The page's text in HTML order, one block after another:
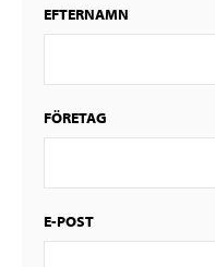
EFTERNAMN
FÖRETAG
E-POST